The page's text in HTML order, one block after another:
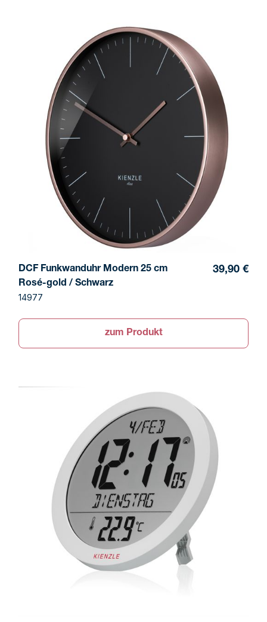
DCF Funkwanduhr Modern 25 cm
Rosé-gold / Schwarz
14977
39,90 €
zum Produkt